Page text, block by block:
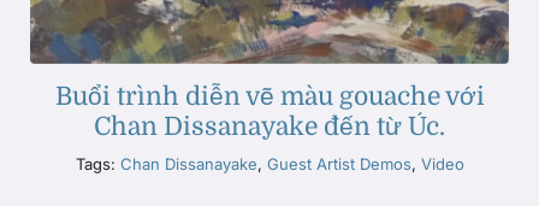
Buổi trình diễn vẽ màu gouache với
Chan Dissanayake đến từ Úc.
Tags: Chan Dissanayake, Guest Artist Demos, Video